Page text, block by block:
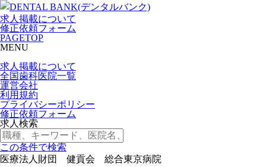
求人掲載について
修正依頼フォーム
PAGETOP
MENU
求人掲載について
全国歯科医院一覧
運営会社
利用規約
プライバシーポリシー
修正依頼フォーム
求人検索
この条件で検索
医療法人財団 健貢会 総合東京病院